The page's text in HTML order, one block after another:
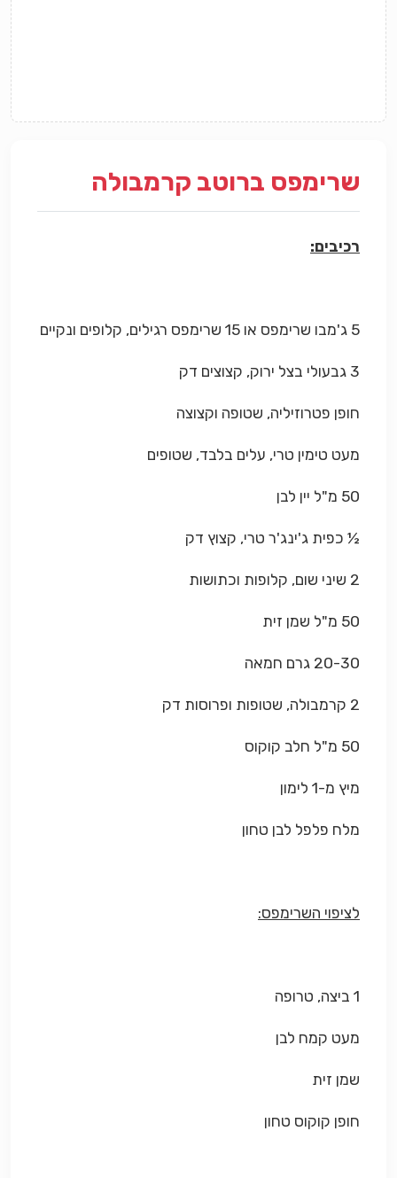
שרימפס ברוטב קרמבולה
רכיבים:
5 ג'מבו שרימפס או 15 שרימפס רגילים, קלופים ונקיים
3 גבעולי בצל ירוק, קצוצים דק
חופן פטרוזיליה, שטופה וקצוצה
מעט טימין טרי, עלים בלבד, שטופים
50 מ"ל יין לבן
½ כפית ג'ינג'ר טרי, קצוץ דק
2 שיני שום, קלופות וכתושות
50 מ"ל שמן זית
20-30 גרם חמאה
2 קרמבולה, שטופות ופרוסות דק
50 מ"ל חלב קוקוס
מיץ מ-1 לימון
מלח פלפל לבן טחון
לציפוי השרימפס:
1 ביצה, טרופה
מעט קמח לבן
שמן זית
חופן קוקוס טחון